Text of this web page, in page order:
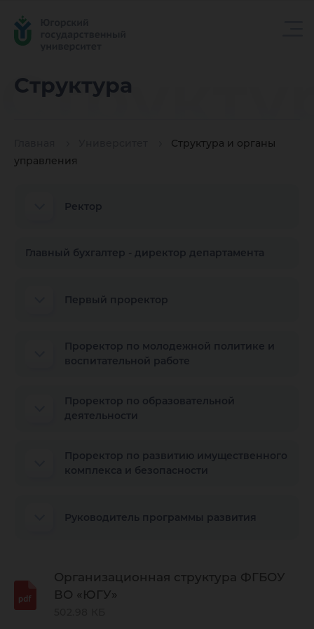
Структура
Структура и органы
управления
Ректор
Главный бухгалтер - директор департамента
Первый проректор
Проректор по молодежной политике и
воспитательной работе
Проректор по образовательной
деятельности
Проректор по развитию имущественного
комплекса и безопасности
Руководитель программы развития
Организационная структура ФГБОУ
ВО «ЮГУ»